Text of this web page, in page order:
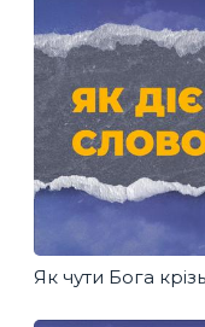
Як чути Бога